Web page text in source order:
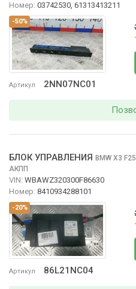
-50%
Артикул 2NN07NC01
Номер: 03742530, 61313413211
-20%
Артикул 86L21NC04
БЛОК УПРАВЛЕНИЯ BMW X3
АКПП
VIN: WBAWZ320300F86630
Номер: 8410934288101